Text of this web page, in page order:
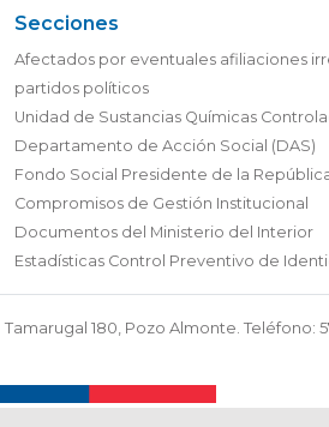
Secciones
Afectados por eventuales afiliaciones
partidos políticos
Unidad de Sustancias Químicas
Departamento de Acción Social (DAS)
Fondo Social Presidente de la
Compromisos de Gestión Institucional
Documentos del Ministerio del Interior
Estadísticas Control Preventivo de
Tamarugal 180, Pozo Almonte. Teléfono: